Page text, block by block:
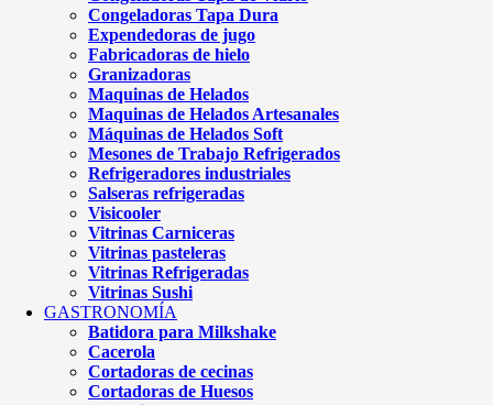
Congeladoras Tapa Dura
Expendedoras de jugo
Fabricadoras de hielo
Granizadoras
Maquinas de Helados
Maquinas de Helados Artesanales
Máquinas de Helados Soft
Mesones de Trabajo Refrigerados
Refrigeradores industriales
Salseras refrigeradas
Visicooler
Vitrinas Carniceras
Vitrinas pasteleras
Vitrinas Refrigeradas
Vitrinas Sushi
GASTRONOMÍA
Batidora para Milkshake
Cacerola
Cortadoras de cecinas
Cortadoras de Huesos